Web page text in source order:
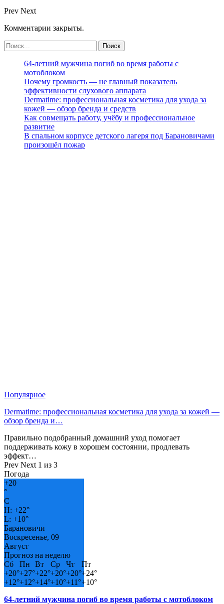
Prev Next
Комментарии закрыты.
64-летний мужчина погиб во время работы с
мотоблоком
Почему громкость — не главный показатель
эффективности слухового аппарата
Dermatime: профессиональная косметика для ухода за
кожей — обзор бренда и средств
Как совмещать работу, учёбу и профессиональное
развитие
В спальном корпусе детского лагеря под Барановичами
произошёл пожар
Популярное
Dermatime: профессиональная косметика для ухода за кожей —
обзор бренда и…
Правильно подобранный домашний уход помогает
поддерживать кожу в хорошем состоянии, продлевать
эффект…
Prev Next 1 из 3
Погода
+20
°
C
H: +22°
L: +10°
Барановичи
Воскресенье, 09
Август
Прогноз на неделю
Сб
Пн Вт Ср Чт
Пт
+20°+27°+22°+20°+20°+24°
+12°+12°+14°+10°+11°+10°
64-летний мужчина погиб во время работы с мотоблоком